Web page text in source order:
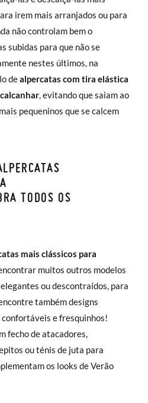
irem mais arranjados ou para
não controlam bem o
subidas para que não se
nestes últimos, na
dealpercatas com tira elástica
, evitando que saiam ao
pequeninos que se calcem
TODOS OS
mais clássicos para
muitos outros modelos
ou descontraídos, para
também designs
e fresquinhos!
fecho de atacadores,
ou ténis de juta para
os looks de Verão